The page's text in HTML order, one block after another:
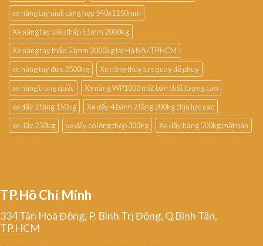
xe nâng tay niuli càng hẹp 540x1150mm
Xe nâng tay siêu thấp 51mm 2000kg
Xe nâng tay thấp 51mm 2000kg tại Hà Nội/TP.HCM
xe nâng tay đức 3500kg
Xe nâng thủy lực quay đổ phuy
xe nâng trung quốc
Xe nâng WP1000 mặt bàn chất lượng cao
xe đẩy 2 tầng 150kg
Xe đẩy 4 bánh 2 tầng 200kg chịu lực cao
xe đẩy 250kg
xe đẩy có lòng thép 300kg Xe đẩy hàng 500kg mặt bàn
TP.Hồ Chí Minh
334 Tân Hoà Đông, P. Bình Trị Đông, Q.Bình Tân,
TP.HCM